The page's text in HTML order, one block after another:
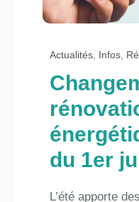
Actualités Infos
du 1er
L’été apporte